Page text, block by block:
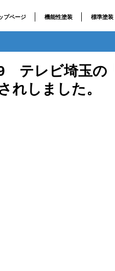
プページ 機能性塗装 標準塗装
テレビ埼玉の
れしました。